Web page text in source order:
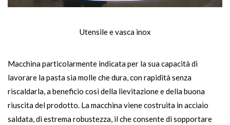
Utensile e vasca inox
Macchina particolarmente indicata per la sua capacità di
lavorare la pasta sia molle che dura, con rapidità senza
riscaldarla, a beneficio così della lievitazione e della buona
riuscita del prodotto. La macchina viene costruita in acciaio
saldata, di estrema robustezza, il che consente di sopportare